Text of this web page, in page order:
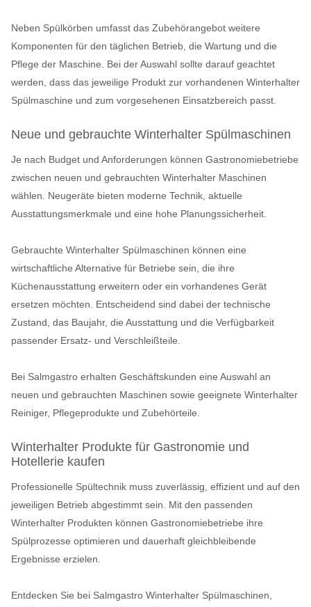
Neben Spülkörben umfasst das Zubehörangebot weitere
Komponenten für den täglichen Betrieb, die Wartung und die
Pflege der Maschine. Bei der Auswahl sollte darauf geachtet
werden, dass das jeweilige Produkt zur vorhandenen Winterhalter
Spülmaschine und zum vorgesehenen Einsatzbereich passt.
Neue und gebrauchte Winterhalter Spülmaschinen
Je nach Budget und Anforderungen können Gastronomiebetriebe
zwischen neuen und gebrauchten Winterhalter Maschinen
wählen. Neugeräte bieten moderne Technik, aktuelle
Ausstattungsmerkmale und eine hohe Planungssicherheit.
Gebrauchte Winterhalter Spülmaschinen können eine
wirtschaftliche Alternative für Betriebe sein, die ihre
Küchenausstattung erweitern oder ein vorhandenes Gerät
ersetzen möchten. Entscheidend sind dabei der technische
Zustand, das Baujahr, die Ausstattung und die Verfügbarkeit
passender Ersatz- und Verschleißteile.
Bei Salmgastro erhalten Geschäftskunden eine Auswahl an
neuen und gebrauchten Maschinen sowie geeignete Winterhalter
Reiniger, Pflegeprodukte und Zubehörteile.
Winterhalter Produkte für Gastronomie und
Hotellerie kaufen
Professionelle Spültechnik muss zuverlässig, effizient und auf den
jeweiligen Betrieb abgestimmt sein. Mit den passenden
Winterhalter Produkten können Gastronomiebetriebe ihre
Spülprozesse optimieren und dauerhaft gleichbleibende
Ergebnisse erzielen.
Entdecken Sie bei Salmgastro Winterhalter Spülmaschinen,